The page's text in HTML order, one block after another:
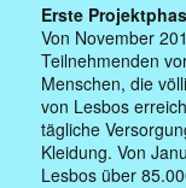
Erste
Von November
Teilnehmenden
Menschen, die
von Lesbos
tägliche
Kleidung. Von
Lesbos über